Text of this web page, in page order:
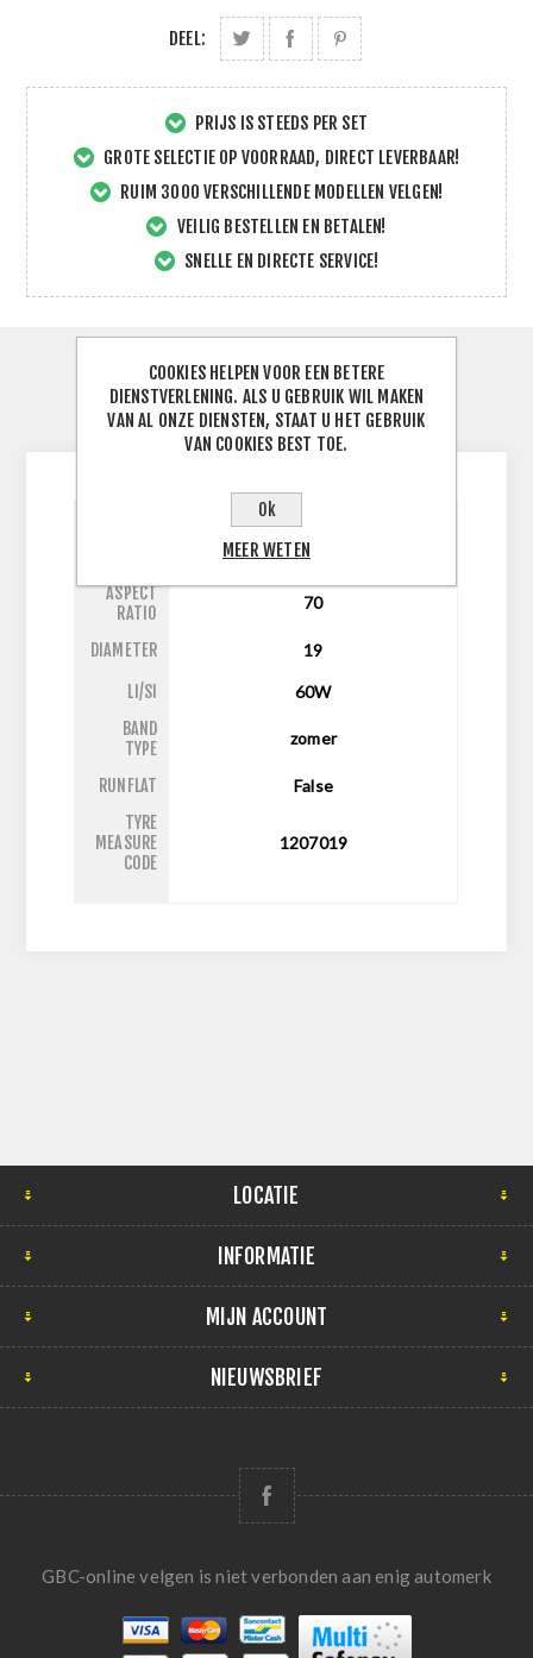
DEEL:
PRIJS IS STEEDS PER SET
GROTE SELECTIE OP VOORRAAD, DIRECT LEVERBAAR!
RUIM 3000 VERSCHILLENDE MODELLEN VELGEN!
VEILIG BESTELLEN EN BETALEN!
SNELLE EN DIRECTE SERVICE!
SPECIFICATIES
CONTACTEER ONS
120
ASPECT
RATIO
70
DIAMETER 19
LI/SI
60W
BAND
TYPE
zomer
RUNFLAT
False
TYRE
MEASURE
CODE
1207019
LOCATIE
INFORMATIE
MIJN ACCOUNT
NIEUWSBRIEF
GBC-online velgen is niet verbonden aan enig automerk
COOKIES HELPEN VOOR EEN BETERE
DIENSTVERLENING. ALS U GEBRUIK WIL MAKEN
VAN AL ONZE DIENSTEN, STAAT U HET GEBRUIK
VAN COOKIES BEST TOE.
Ok
MEER WETEN